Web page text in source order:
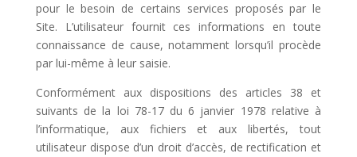
pour le besoin de certains services proposés par le
Site. L’utilisateur fournit ces informations en toute
connaissance de cause, notamment lorsqu’il procède
par lui-même à leur saisie.
Conformément aux dispositions des articles 38 et
suivants de la loi 78-17 du 6 janvier 1978 relative à
l’informatique, aux fichiers et aux libertés, tout
utilisateur dispose d’un droit d’accès, de rectification et